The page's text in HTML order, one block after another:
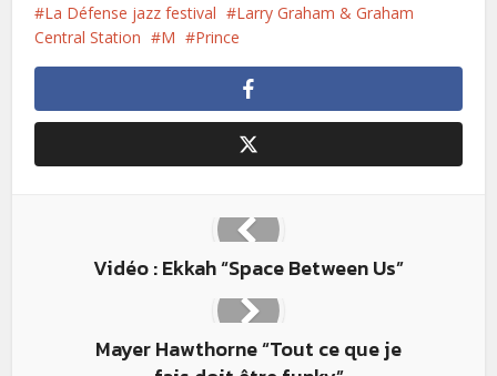
La Défense jazz festival
Larry Graham & Graham
Central Station
M Prince
Vidéo : Ekkah “Space Between Us”
Mayer Hawthorne “Tout ce que je